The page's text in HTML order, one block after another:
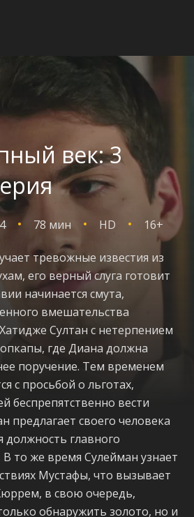
век: 3
78 мин HD 16+
тревожные известия из
его верный слуга готовит
начинается смута,
вмешательства
Султан с нетерпением
где Диана должна
поручение. Тем временем
с просьбой о льготах,
беспрепятственно вести
предлагает своего человека
главного
В то же время Сулейман узнает
Мустафы, что вызывает
в свою очередь,
обнаружить золото, но и